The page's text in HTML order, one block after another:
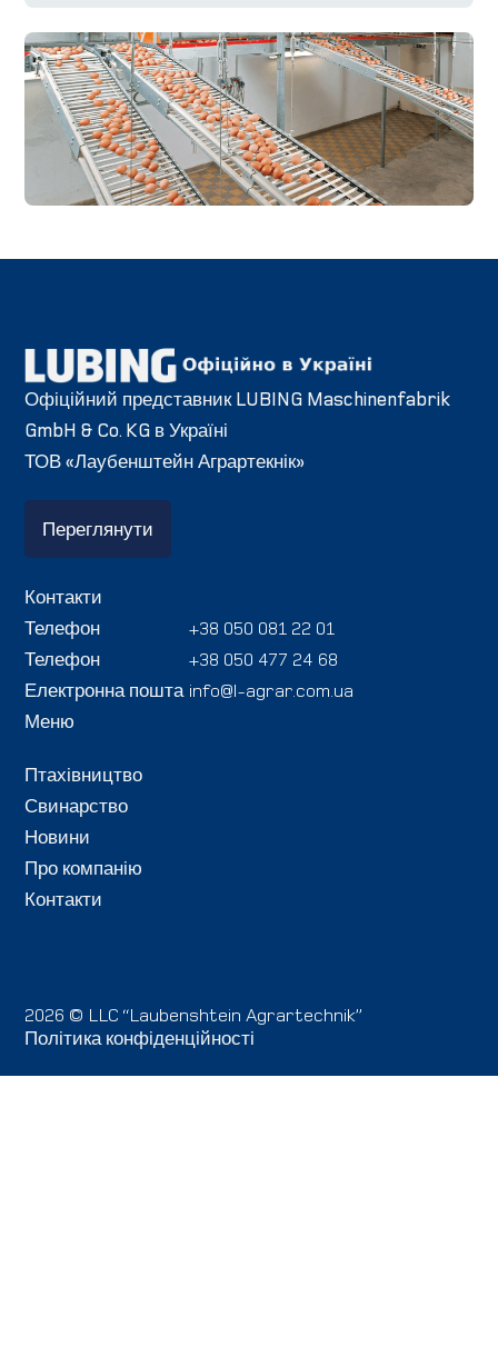
Офіційний представник LUBING Maschinenfabrik
GmbH & Co. KG в Україні
ТОВ «Лаубенштейн Аграртекнік»
Переглянути
Контакти
Телефон
+38 050 081 22 01
Телефон
+38 050 477 24 68
Електронна пошта info@l-agrar.com.ua
Меню
Птахівництво
Свинарство
Новини
Про компанію
Контакти
2026 © LLC “Laubenshtein Agrartechnik”
Політика конфіденційності